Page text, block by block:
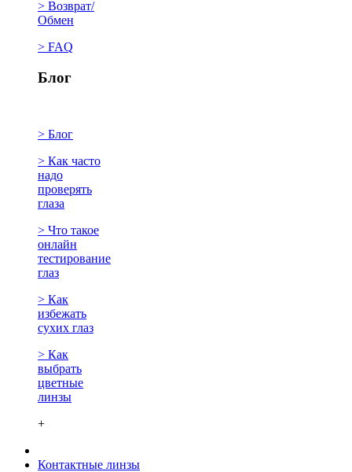
> Возврат/
Обмен
> FAQ
Блог
> Блог
> Как часто
надо
проверять
глаза
> Что такое
онлайн
тестирование
глаз
> Как
избежать
сухих глаз
> Как
выбрать
цветные
линзы
+
Контактные линзы